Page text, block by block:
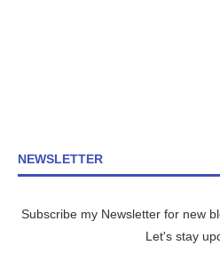
NEWSLETTER
Subscribe my Newsletter for new
Let's stay